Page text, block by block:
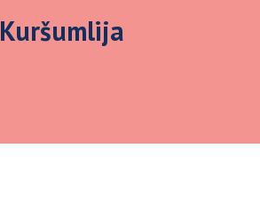
Kuršumlija